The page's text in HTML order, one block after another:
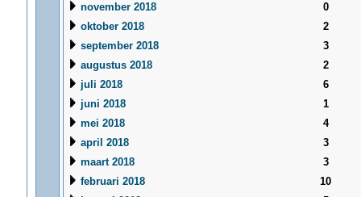
november 2018
0
oktober 2018
2
september 2018
3
augustus 2018
2
juli 2018
6
juni 2018
1
mei 2018
4
april 2018
3
maart 2018
3
februari 2018
10